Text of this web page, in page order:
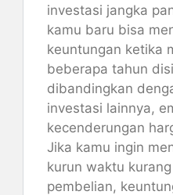
investasi jangka
kamu baru bisa
keuntungan ketika
beberapa tahun
dibandingkan
investasi lainnya,
kecenderungan
Jika kamu ingin
kurun waktu
pembelian,